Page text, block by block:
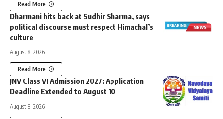
Read More
Dharmani hits back at Sudhir Sharma, says
political discourse must respect Himachal’s
culture
August 8, 2026
Read More
JNV Class VI Admission 2027: Application
Deadline Extended to August 10
August 8, 2026